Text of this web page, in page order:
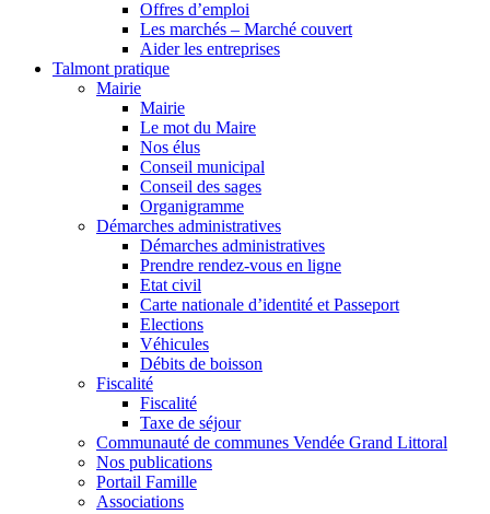
Offres d’emploi
Les marchés – Marché couvert
Aider les entreprises
Talmont pratique
Mairie
Mairie
Le mot du Maire
Nos élus
Conseil municipal
Conseil des sages
Organigramme
Démarches administratives
Démarches administratives
Prendre rendez-vous en ligne
Etat civil
Carte nationale d’identité et Passeport
Elections
Véhicules
Débits de boisson
Fiscalité
Fiscalité
Taxe de séjour
Communauté de communes Vendée Grand Littoral
Nos publications
Portail Famille
Associations